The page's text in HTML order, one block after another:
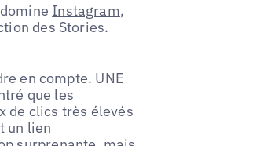
Instagram,
des Stories.
en compte. UNE
que les
de clics très élevés
un lien